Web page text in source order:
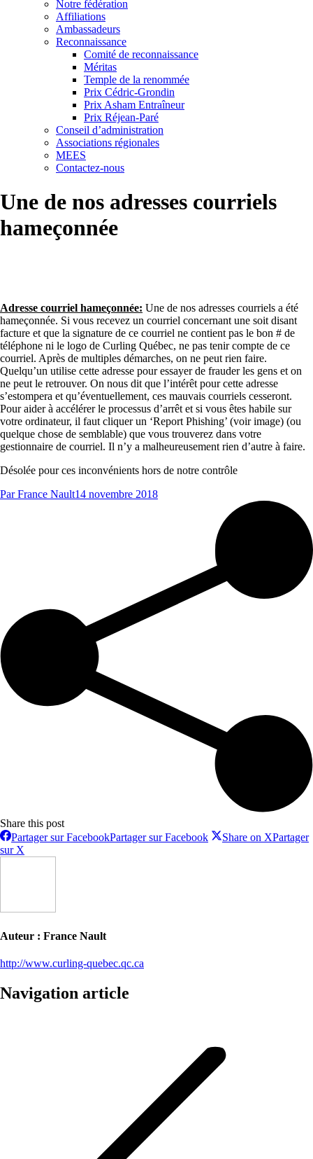
Notre fédération
Affiliations
Ambassadeurs
Reconnaissance
Comité de reconnaissance
Méritas
Temple de la renommée
Prix Cédric-Grondin
Prix Asham Entraîneur
Prix Réjean-Paré
Conseil d’administration
Associations régionales
MEES
Contactez-nous
Une de nos adresses courriels
hameçonnée
Adresse courriel hameçonnée: Une de nos adresses courriels a été
hameçonnée. Si vous recevez un courriel concernant une soit disant
facture et que la signature de ce courriel ne contient pas le bon # de
téléphone ni le logo de Curling Québec, ne pas tenir compte de ce
courriel. Après de multiples démarches, on ne peut rien faire.
Quelqu’un utilise cette adresse pour essayer de frauder les gens et on
ne peut le retrouver. On nous dit que l’intérêt pour cette adresse
s’estompera et qu’éventuellement, ces mauvais courriels cesseront.
Pour aider à accélérer le processus d’arrêt et si vous êtes habile sur
votre ordinateur, il faut cliquer un ‘Report Phishing’ (voir image) (ou
quelque chose de semblable) que vous trouverez dans votre
gestionnaire de courriel. Il n’y a malheureusement rien d’autre à faire.
Désolée pour ces inconvénients hors de notre contrôle
ParFrance Nault14 novembre 2018
Share this post
Partager sur FacebookPartager sur Facebook Share on XPartager
sur X
Auteur : France Nault
http://www.curling-quebec.qc.ca
Navigation article